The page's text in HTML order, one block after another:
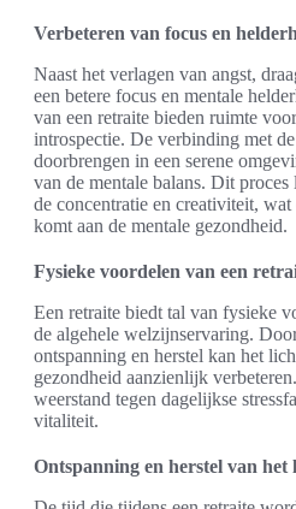
Verbeteren van focus en
Naast het verlagen van angst,
een betere focus en mentale
van een retraite bieden ruimte
introspectie. De verbinding met
doorbrengen in een serene
van de mentale balans. Dit
de concentratie en creativiteit,
komt aan de mentale gezondheid.
Fysieke voordelen van een
Een retraite biedt tal van fysieke
de algehele welzijnservaring.
ontspanning en herstel kan het
gezondheid aanzienlijk
weerstand tegen dagelijkse
vitaliteit.
Ontspanning en herstel van het